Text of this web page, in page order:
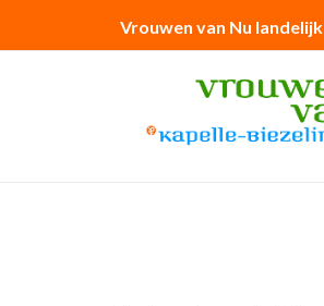
Vrouwen van Nu landelijk